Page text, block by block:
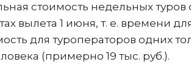
стоимость недельных туров
вылета 1 июня, т. е. времени
для туроператоров одних
(примерно 19 тыс. руб.).